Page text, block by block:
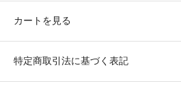
カートを見る
特定商取引法に基づく表記